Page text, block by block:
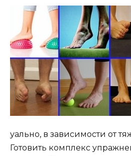
уально, в зависимости от
Готовить комплекс